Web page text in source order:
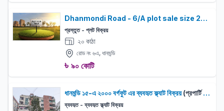
Dhanmondi Road - 6/A plot sale size 20 katha
প্রস্তুত - প্লট বিক্রয়
২০ কাঠা
রোড নং ৬এ, ধানমন্ডি
৳ ৯০ কোটি
ধানমন্ডি ১৫-এ ২০০০ বর্গফুট এর ব্যবহৃত ফ্ল্যাট বিক্রয়(প্রপার্টি বিক্রয়)
ব্যবহৃত - ব্যবহৃত ফ্ল্যাট বিক্রয়